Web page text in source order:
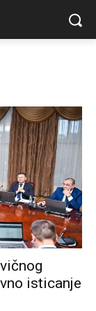
isticanje